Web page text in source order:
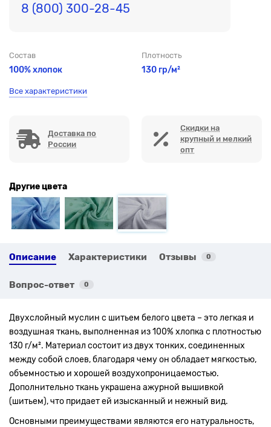
8 (800) 300-28-45
Состав
100% хлопок
Плотность
130 гр/м²
Все характеристики
Доставка по
России
Скидки на
крупный и мелкий
опт
Другие цвета
Описание Характеристики Отзывы 0
Вопрос-ответ 0
Двухслойный муслин с шитьем белого цвета – это легкая и
воздушная ткань, выполненная из 100% хлопка с плотностью
130 г/м². Материал состоит из двух тонких, соединенных
между собой слоев, благодаря чему он обладает мягкостью,
объемностью и хорошей воздухопроницаемостью.
Дополнительно ткань украшена ажурной вышивкой
(шитьем), что придает ей изысканный и нежный вид.
Основными преимуществами являются его натуральность,